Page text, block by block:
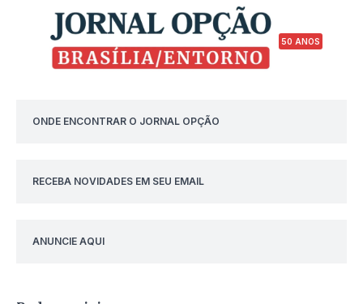
50 ANOS
ONDE ENCONTRAR O JORNAL OPÇÃO
RECEBA NOVIDADES EM SEU EMAIL
ANUNCIE AQUI